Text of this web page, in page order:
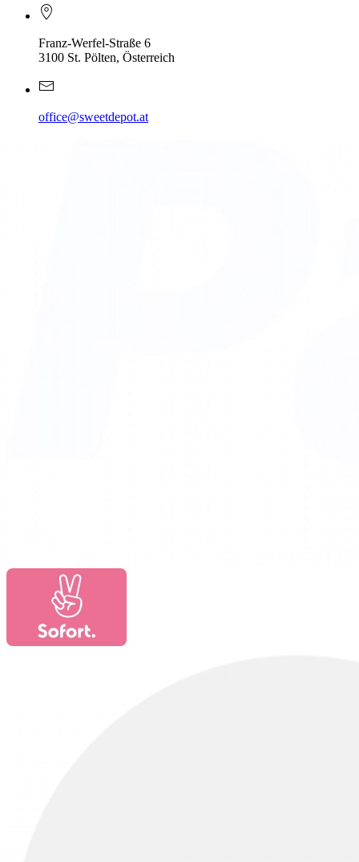
Franz-Werfel-Straße 6
3100 St. Pölten, Österreich
office@sweetdepot.at